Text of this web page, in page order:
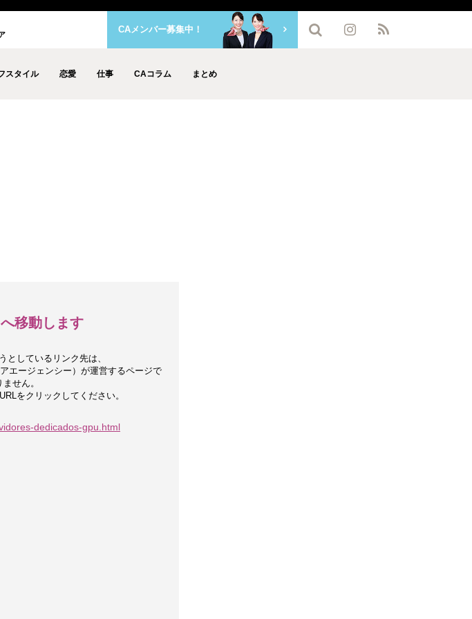
スタイル 恋愛 仕事 CAコラム まとめ
CAメンバー募集中！
移動します
としているリンク先は、
エージェンシー）が運営するページで
せん。
をクリックしてください。
dedicados-gpu.html